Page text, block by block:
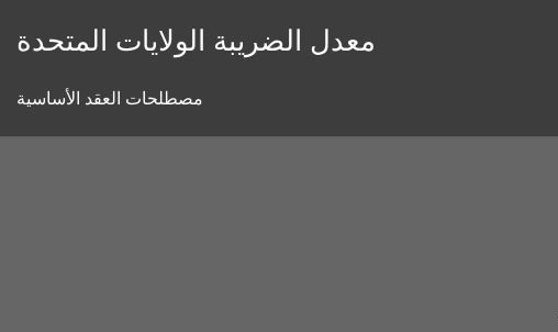
معدل الضريبة الولايات المتحدة
مصطلحات العقد الأساسية